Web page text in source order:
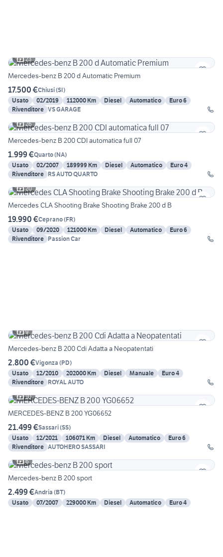
23
Mercedes-benz B 200 d Automatic Premium
17.500 €Chiusi(SI)
Usato
02/2019 112000 Km Diesel Automatico
Euro 6
Rivenditore VS GARAGE
26
Mercedes-benz B 200 CDI automatica full 07
1.999 €Quarto(NA)
Usato
02/2007 189999 Km Diesel Automatico
Euro 4
Rivenditore RS AUTO QUARTO
20
Mercedes CLA Shooting Brake Shooting Brake 200 d B
19.990 €Ceprano(FR)
Usato
09/2020 121000 Km Diesel Automatico
Euro 6
Rivenditore Passion Car
9
Mercedes-benz B 200 Cdi Adatta a Neopatentati
2.800 €Vigonza (PD)
Usato
12/2010 202000 Km Diesel Manuale
Euro 4
Rivenditore ROYAL AUTO
10
MERCEDES-BENZ B 200 YG06652
21.499 €Sassari(SS)
Usato
12/2021 106071 Km Diesel Automatico
Euro 6
Rivenditore AUTOHERO SASSARI
6
Mercedes-benz B 200 sport
2.499 €Andria (BT)
Usato
07/2007 229000 Km Diesel Automatico Euro 4